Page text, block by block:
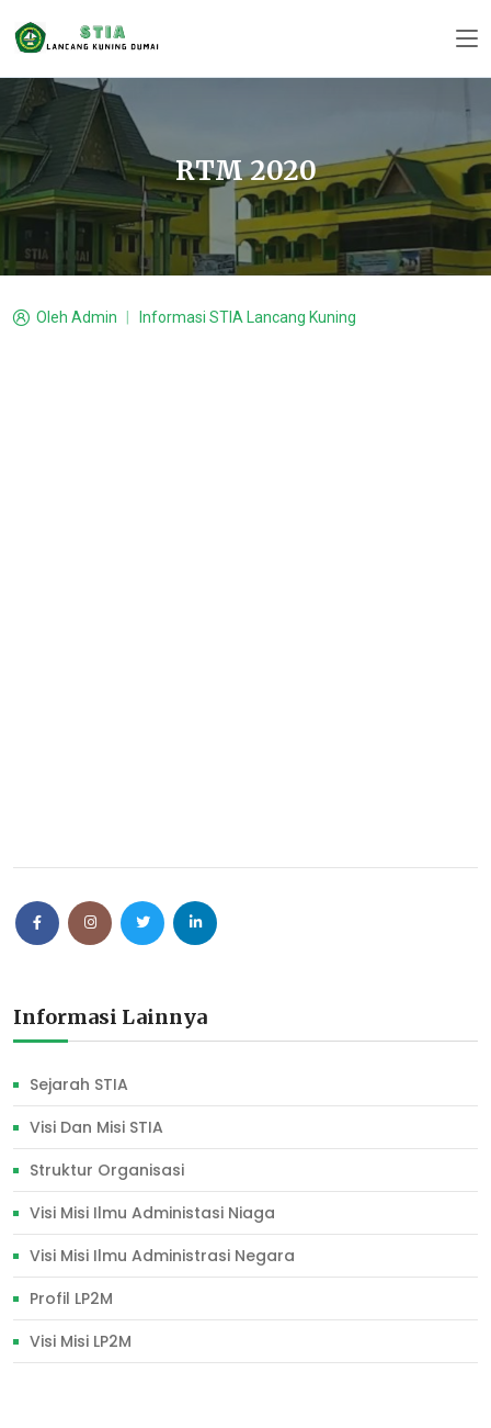
RTM 2020
Oleh Admin Informasi STIA Lancang Kuning
Informasi Lainnya
Sejarah STIA
Visi Dan Misi STIA
Struktur Organisasi
Visi Misi Ilmu Administasi Niaga
Visi Misi Ilmu Administrasi Negara
Profil LP2M
Visi Misi LP2M